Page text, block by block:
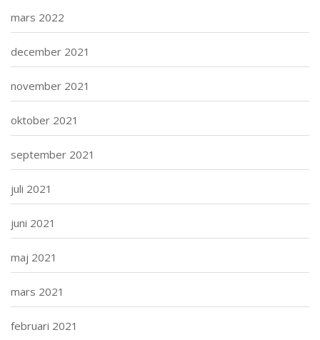
mars 2022
december 2021
november 2021
oktober 2021
september 2021
juli 2021
juni 2021
maj 2021
mars 2021
februari 2021